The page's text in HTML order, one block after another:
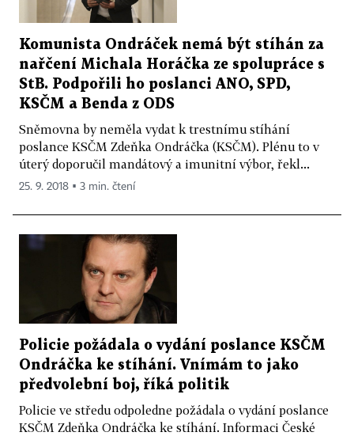
Komunista Ondráček nemá být stíhán za
nařčení Michala Horáčka ze spolupráce s
StB. Podpořili ho poslanci ANO, SPD,
KSČM a Benda z ODS
Sněmovna by neměla vydat k trestnímu stíhání
poslance KSČM Zdeňka Ondráčka (KSČM). Plénu to v
úterý doporučil mandátový a imunitní výbor, řekl...
25. 9. 2018 ▪ 3 min. čtení
Policie požádala o vydání poslance KSČM
Ondráčka ke stíhání. Vnímám to jako
předvolební boj, říká politik
Policie ve středu odpoledne požádala o vydání poslance
KSČM Zdeňka Ondráčka ke stíhání. Informaci České